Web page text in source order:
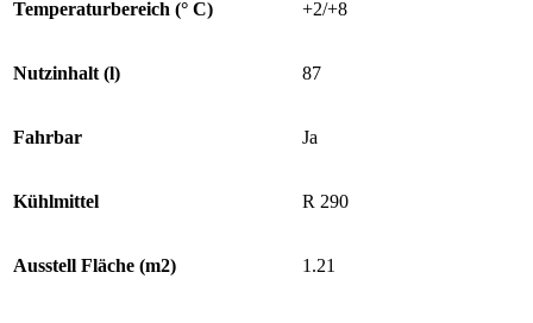
Temperaturbereich (° C) +2/+8
Nutzinhalt (l) 87
Fahrbar Ja
Kühlmittel R 290
Ausstell Fläche (m2) 1.21